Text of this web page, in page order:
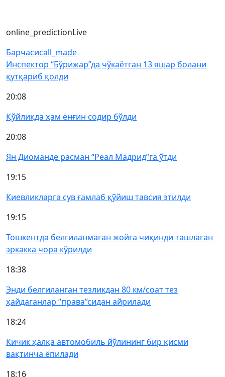
online_predictionLive
Барчасиcall_made
Инспектор “Бўрижар”да чўкаётган 13 яшар болани
қутқариб қолди
20:08
Қўйлиқда ҳам ёнғин содир бўлди
20:08
Ян Диоманде расман “Реал Мадрид”га ўтди
19:15
Киевликларга сув ғамлаб қўйиш тавсия этилди
19:15
Тошкентда белгиланмаган жойга чиқинди ташлаган
эркакка чора кўрилди
18:38
Энди белгиланган тезликдан 80 км/соат тез
ҳайдаганлар “права”сидан айрилади
18:24
Кичик ҳалқа автомобиль йўлининг бир қисми
вақтинча ёпилади
18:16